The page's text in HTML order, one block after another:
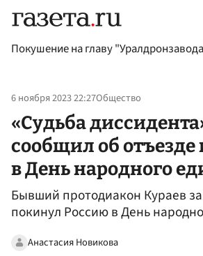
Покушение на главу
6 ноября 2023 22:27Общество
«Судьба
сообщил об отъезде
в День народного
Бывший протодиакон Кураев
покинул Россию в День
Анастасия Новикова